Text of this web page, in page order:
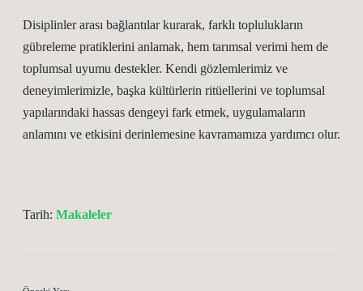
Disiplinler arası bağlantılar kurarak, farklı toplulukların
gübreleme pratiklerini anlamak, hem tarımsal verimi hem de
toplumsal uyumu destekler. Kendi gözlemlerimiz ve
deneyimlerimizle, başka kültürlerin ritüellerini ve toplumsal
yapılarındaki hassas dengeyi fark etmek, uygulamaların
anlamını ve etkisini derinlemesine kavramamıza yardımcı olur.
Tarih: Makaleler